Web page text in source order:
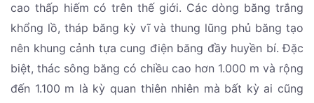
cao thấp hiếm có trên thế giới. Các dòng băng trắng
khổng lồ, tháp băng kỳ vĩ và thung lũng phủ băng tạo
nên khung cảnh tựa cung điện băng đầy huyền bí. Đặc
biệt, thác sông băng có chiều cao hơn 1.000 m và rộng
đến 1.100 m là kỳ quan thiên nhiên mà bất kỳ ai cũng